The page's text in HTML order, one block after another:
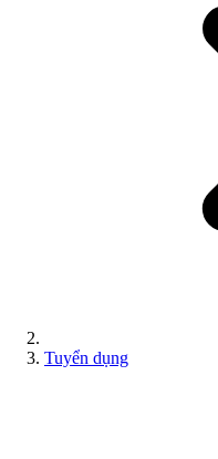
Tuyển dụng